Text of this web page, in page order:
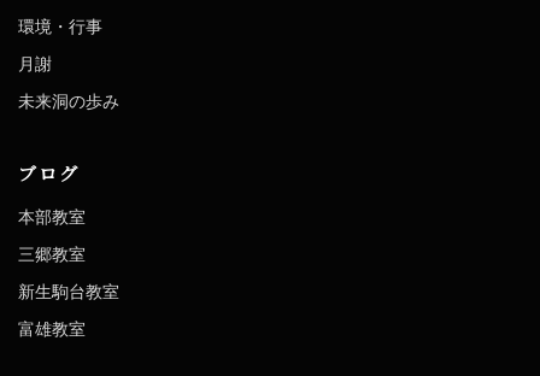
環境・行事
月謝
未来洞の歩み
ブログ
本部教室
三郷教室
新生駒台教室
富雄教室